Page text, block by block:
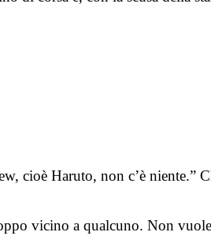
cioè Haruto, non c’è niente.”
vicino a qualcuno. Non